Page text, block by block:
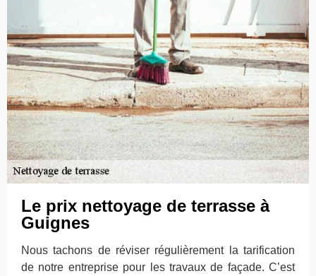
Le prix nettoyage de terrasse à
Guignes
Nous tachons de réviser régulièrement la tarification
de notre entreprise pour les travaux de façade. C’est